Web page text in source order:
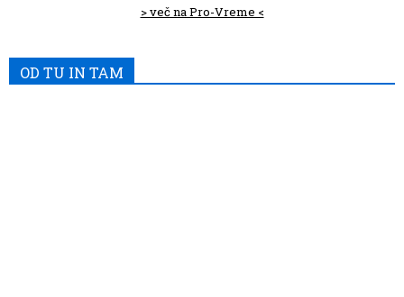
> več na Pro-Vreme <
OD TU IN TAM